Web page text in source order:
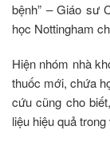
bệnh” – Giáo sư
học Nottingham
Hiện nhóm nhà
thuốc mới, chứa
cứu cũng cho
liệu hiệu quả